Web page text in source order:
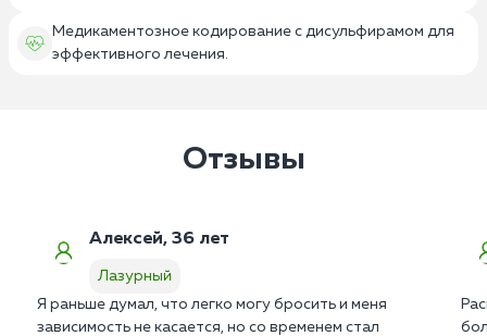
Медикаментозное кодирование с дисульфирамом для
эффективного лечения.
Отзывы
Алексей, 36 лет
Лазурный
Я раньше думал, что легко могу бросить и меня
зависимость не касается, но со временем стал